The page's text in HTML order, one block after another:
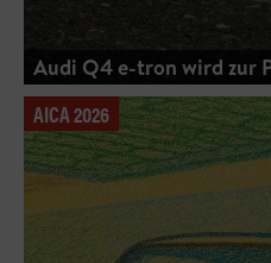
Audi Q4 e-tron wird zur
AICA 2026